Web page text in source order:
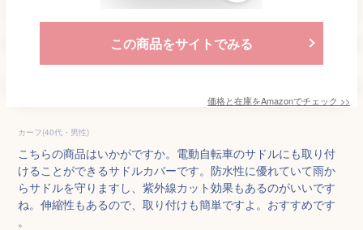
この商品をサイトでみる
価格と在庫をAmazonでチェック >>
カーフ(40代・男性)
こちらの商品はいかがですか。電動自転車のサドルにも取り付
けることができるサドルカバーです。防水性に優れていて雨か
らサドルを守りますし、紫外線カット効果もあるのがいいです
ね。伸縮性もあるので、取り付けも簡単ですよ。おすすめです
。